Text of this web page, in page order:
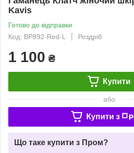
Kavis
Готово до відправки
Код: BP892-Red-L
Роздріб
1 100 ₴
Купити
або
Купити з
Що таке купити з Пром?